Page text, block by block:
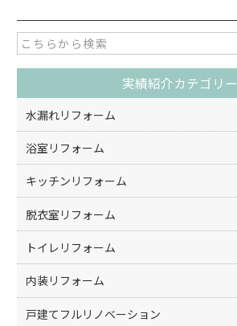
e
b
o
o
k
er
実績紹介カテゴリー
水漏れリフォーム
浴室リフォーム
キッチンリフォーム
脱衣室リフォーム
トイレリフォーム
内装リフォーム
戸建てフルリノベーション